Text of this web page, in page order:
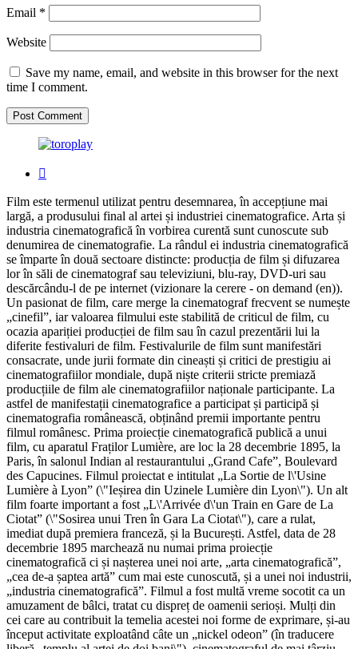
Email *
Website
Save my name, email, and website in this browser for the next
time I comment.
Film este termenul utilizat pentru desemnarea, în accepțiune mai
largă, a produsului final al artei și industriei cinematografice. Arta și
industria cinematografică în vorbirea curentă sunt cunoscute sub
denumirea de cinematografie. La rândul ei industria cinematografică
se împarte în două sectoare distincte: producția de film și difuzarea
lor în săli de cinematograf sau televiziuni, blu-ray, DVD-uri sau
descărcându-l de pe internet (vizionare la cerere - on demand (en)).
Un pasionat de film, care merge la cinematograf frecvent se numește
„cinefil”, iar valoarea filmului este stabilită de criticul de film, cu
ocazia apariției producției de film sau în cazul prezentării lui la
diferite festivaluri de film. Festivalurile de film sunt manifestări
consacrate, unde jurii formate din cineaști și critici de prestigiu ai
cinematografiilor mondiale, după niște criterii stricte premiază
producțiile de film ale cinematografiilor naționale participante. La
astfel de manifestații cinematografice a participat și participă și
cinematografia românească, obținând premii importante pentru
filmul românesc. Prima proiecție cinematografică publică a unui
film, cu aparatul Fraților Lumière, are loc la 28 decembrie 1895, la
Paris, în salonul Indian al restaurantului „Grand Cafe”, Boulevard
des Capucines. Filmul proiectat e intitulat „La Sortie de l\'Usine
Lumière à Lyon” (\"Ieșirea din Uzinele Lumière din Lyon\"). Un alt
film foarte important a fost „L\'Arrivée d\'un Train en Gare de La
Ciotat” (\"Sosirea unui Tren în Gara La Ciotat\"), care a rulat,
imediat după premiera franceză, și la București. Astfel, data de 28
decembrie 1895 marchează nu numai prima proiecție
cinematografică ci și nașterea unei noi arte, „arta cinematografică”,
„cea de-a șaptea artă” cum mai este cunoscută, și a unei noi industrii,
„industria cinematografică”. Filmul a fost multă vreme socotit ca un
amuzament de bâlci, tratat cu dispreț de oamenii serioși. Mulți din
cei care au contribuit la temelia acestei noi forme de exprimare, și-au
început activitate exploatând câte un „nickel odeon” (în traducere